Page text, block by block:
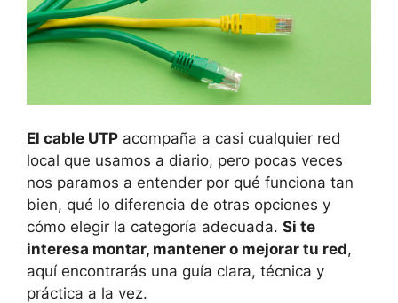
El cable UTP acompaña a casi cualquier red
local que usamos a diario, pero pocas veces
nos paramos a entender por qué funciona tan
bien, qué lo diferencia de otras opciones y
cómo elegir la categoría adecuada. Si te
interesa montar, mantener o mejorar tu red,
aquí encontrarás una guía clara, técnica y
práctica a la vez.